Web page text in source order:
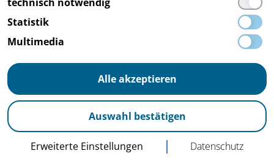
Ich habe die Informationen zum
Datenschutz
Mit einem * gekennzeichnete Felder sind
Anmeldung absenden
Statistik
Multimedia
Alle akzeptieren
Auswahl bestätigen
Erweiterte Einstellungen Datenschutz